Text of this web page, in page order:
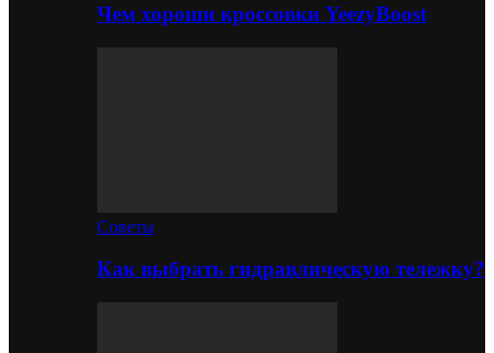
Чем хороши кроссовки YeezyBoost
Советы
Как выбрать гидравлическую тележку?